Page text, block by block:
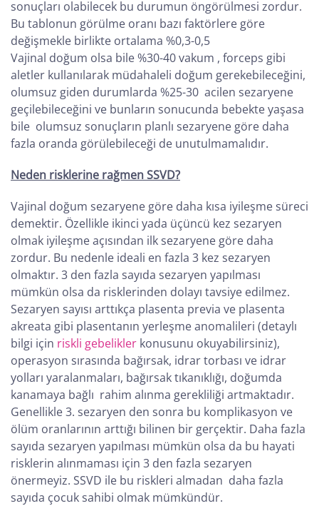
sonuçları olabilecek bu durumun öngörülmesi zordur.
Bu tablonun görülme oranı bazı faktörlere göre
değişmekle birlikte ortalama %0,3-0,5
Vajinal doğum olsa bile %30-40 vakum , forceps gibi
aletler kullanılarak müdahaleli doğum gerekebileceğini,
olumsuz giden durumlarda %25-30 acilen sezaryene
geçilebileceğini ve bunların sonucunda bebekte yaşasa
bile olumsuz sonuçların planlı sezaryene göre daha
fazla oranda görülebileceği de unutulmamalıdır.
Neden risklerine rağmen SSVD?
Vajinal doğum sezaryene göre daha kısa iyileşme süreci
demektir. Özellikle ikinci yada üçüncü kez sezaryen
olmak iyileşme açısından ilk sezaryene göre daha
zordur. Bu nedenle ideali en fazla 3 kez sezaryen
olmaktır. 3 den fazla sayıda sezaryen yapılması
mümkün olsa da risklerinden dolayı tavsiye edilmez.
Sezaryen sayısı arttıkça plasenta previa ve plasenta
akreata gibi plasentanın yerleşme anomalileri (detaylı
bilgi için riskli gebelikler konusunu okuyabilirsiniz),
operasyon sırasında bağırsak, idrar torbası ve idrar
yolları yaralanmaları, bağırsak tıkanıklığı, doğumda
kanamaya bağlı rahim alınma gerekliliği artmaktadır.
Genellikle 3. sezaryen den sonra bu komplikasyon ve
ölüm oranlarının arttığı bilinen bir gerçektir. Daha fazla
sayıda sezaryen yapılması mümkün olsa da bu hayati
risklerin alınmaması için 3 den fazla sezaryen
önermeyiz. SSVD ile bu riskleri almadan daha fazla
sayıda çocuk sahibi olmak mümkündür.